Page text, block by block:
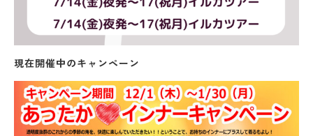
現在開催中のキャンペーン